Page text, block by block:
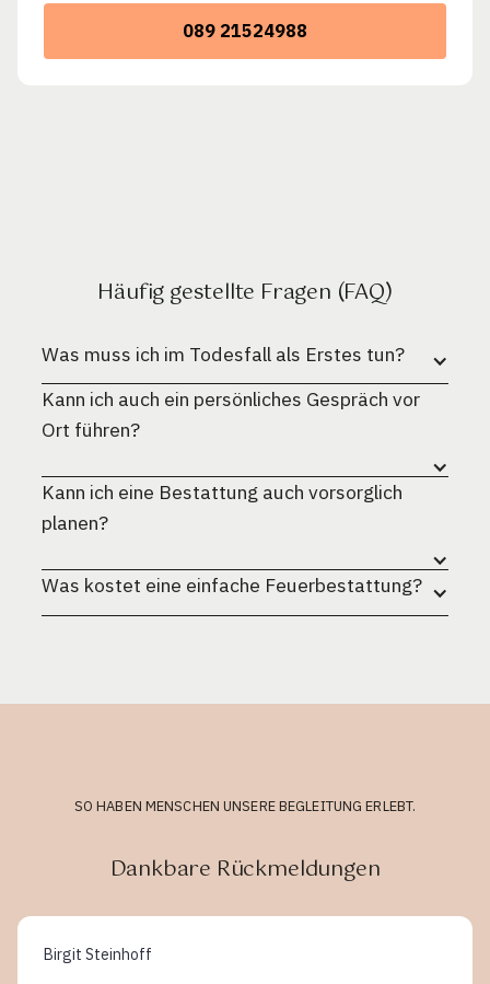
089 21524988
Häufig gestellte Fragen (FAQ)
Was muss ich im Todesfall als Erstes tun?
Kann ich auch ein persönliches Gespräch vor
Ort führen?
Kann ich eine Bestattung auch vorsorglich
planen?
Was kostet eine einfache Feuerbestattung?
SO HABEN MENSCHEN UNSERE BEGLEITUNG ERLEBT.
Dankbare Rückmeldungen
Birgit Steinhoff